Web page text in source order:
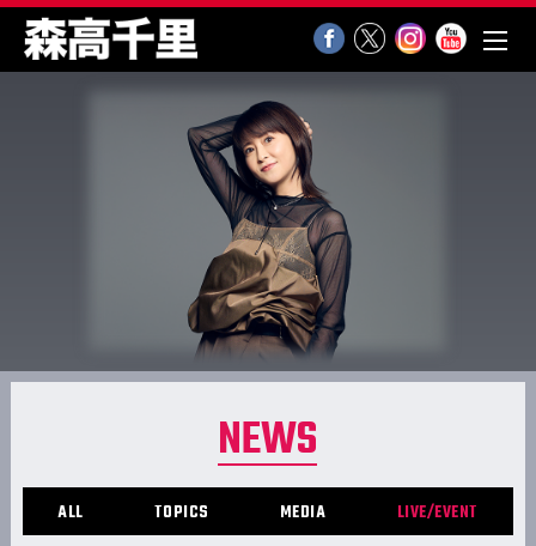
NEWS
ALL TOPICS MEDIA LIVE/EVENT